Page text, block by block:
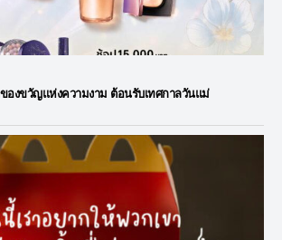
งขวัญแห่งความงาม ต้อนรับเทศกาลวันแม่